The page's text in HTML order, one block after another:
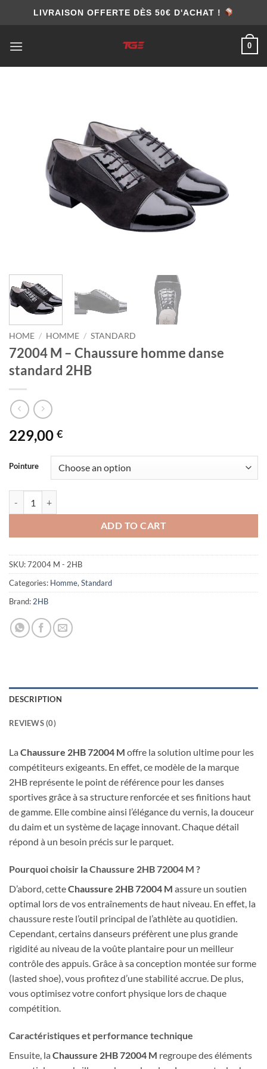
LIVRAISON OFFERTE DÈS 50€ D'ACHAT !
0
HOME / HOMME / STANDARD
72004 M – Chaussure homme danse
standard 2HB
229,00 €
Pointure
ADD TO CART
SKU:72004 M - 2HB
Categories: Homme, Standard
Brand: 2HB
DESCRIPTION
REVIEWS (0)
La Chaussure 2HB 72004 M offre la solution ultime pour les
compétiteurs exigeants. En effet, ce modèle de la marque
2HB représente le point de référence pour les danses
sportives grâce à sa structure renforcée et ses finitions haut
de gamme. Elle combine ainsi l’élégance du vernis, la douceur
du daim et un système de laçage innovant. Chaque détail
répond à un besoin précis sur le parquet.
Pourquoi choisir la Chaussure 2HB 72004 M ?
D’abord, cetteChaussure 2HB 72004 M assure un soutien
optimal lors de vos entraînements de haut niveau. En effet, la
chaussure reste l’outil principal de l’athlète au quotidien.
Cependant, certains danseurs préfèrent une plus grande
rigidité au niveau de la voûte plantaire pour un meilleur
contrôle des appuis. Grâce à sa conception montée sur forme
(lasted shoe), vous profitez d’une stabilité accrue. De plus,
vous optimisez votre confort physique lors de chaque
compétition.
Caractéristiques et performance technique
Ensuite, la Chaussure 2HB 72004 M regroupe des éléments